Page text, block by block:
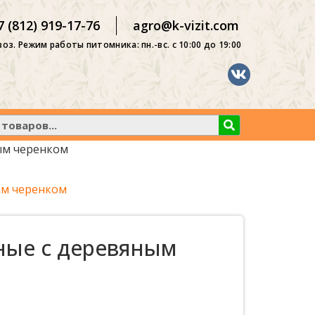
(812) 919-17-76 agro@k-vizit.com
Режим работы питомника: пн.-вс. с 10:00 до 19:00
черенком
черенком
с деревяным